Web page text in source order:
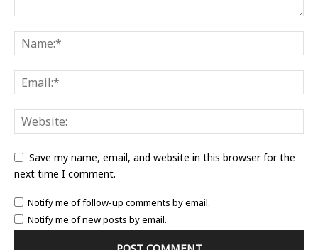
Save my name, email, and website in this browser for the
next time I comment.
Notify me of follow-up comments by email.
Notify me of new posts by email.